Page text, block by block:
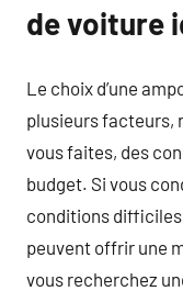
de voiture
Le choix d’une
plusieurs facteurs,
vous faites, des
budget. Si vous
conditions
peuvent offrir une
vous recherchez